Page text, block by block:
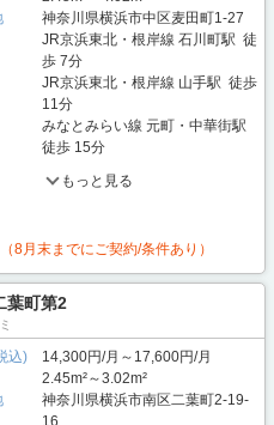
神奈川県横浜市中区麦田町1-27
JR京浜東北・根岸線 石川町駅 徒
歩 7分
JR京浜東北・根岸線 山手駅 徒歩
11分
みなとみらい線 元町・中華街駅
徒歩 15分
もっと見る
8月末までにご契約/条件あり）
葉町第2
込)
14,300円/月～17,600円/月
2.45m²～3.02m²
神奈川県横浜市南区二葉町2-19-